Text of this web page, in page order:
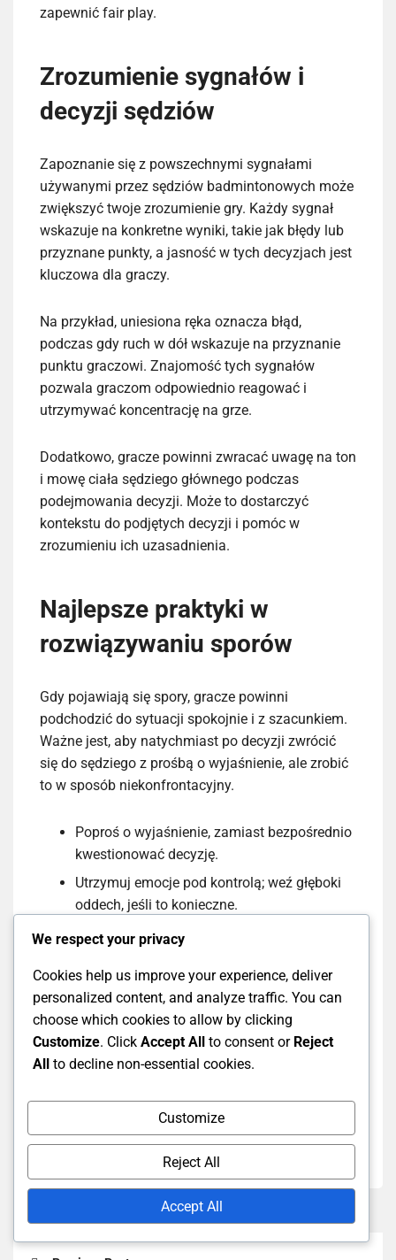
zapewnić fair play.
Zrozumienie sygnałów i
decyzji sędziów
Zapoznanie się z powszechnymi sygnałami
używanymi przez sędziów badmintonowych może
zwiększyć twoje zrozumienie gry. Każdy sygnał
wskazuje na konkretne wyniki, takie jak błędy lub
przyznane punkty, a jasność w tych decyzjach jest
kluczowa dla graczy.
Na przykład, uniesiona ręka oznacza błąd,
podczas gdy ruch w dół wskazuje na przyznanie
punktu graczowi. Znajomość tych sygnałów
pozwala graczom odpowiednio reagować i
utrzymywać koncentrację na grze.
Dodatkowo, gracze powinni zwracać uwagę na ton
i mowę ciała sędziego głównego podczas
podejmowania decyzji. Może to dostarczyć
kontekstu do podjętych decyzji i pomóc w
zrozumieniu ich uzasadnienia.
Najlepsze praktyki w
rozwiązywaniu sporów
Gdy pojawiają się spory, gracze powinni
podchodzić do sytuacji spokojnie i z szacunkiem.
Ważne jest, aby natychmiast po decyzji zwrócić
się do sędziego z prośbą o wyjaśnienie, ale zrobić
to w sposób niekonfrontacyjny.
Poproś o wyjaśnienie, zamiast bezpośrednio
kwestionować decyzję.
Utrzymuj emocje pod kontrolą; weź głęboki
oddech, jeśli to konieczne.
Bądź otwarty na wyjaśnienia sędziego,
Utrzymanie sportowego ducha podczas sporów
jest kluczowe. Gracze powinni pamiętać, że
sędziowie są ludźmi i mogą popełniać błędy.
Szanujące podejście może prowadzić do lepszej
korzyści doświadczeniumeczu dla
zaangażowanych.
We respect your privacy
Cookies help us improve your experience, deliver
personalized content, and analyze traffic. You can
choose which cookies to allow by clicking
Customize. Click Accept All to consent or Reject
All to decline non-essential cookies.
Customize
Reject All
Accept All